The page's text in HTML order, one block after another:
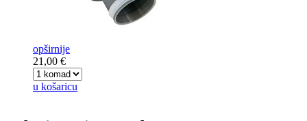
opširnije
21,00 €
u košaricu